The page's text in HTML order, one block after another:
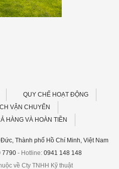
QUY CHẾ HOẠT ĐỘNG
VẬN CHUYỂN
HÀNG VÀ HOÀN TIỀN
Thành phố Hồ Chí Minh, Việt Nam
7790 - Hotline: 0941 148 148
về Cty TNHH Kỹ thuật